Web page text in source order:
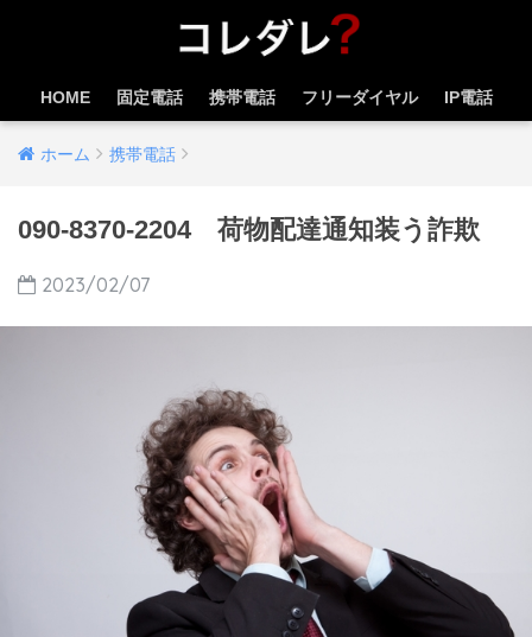
HOME 固定電話 携帯電話 フリーダイヤル IP電話
ホーム 携帯電話
090-8370-2204 荷物配達通知装う詐欺
2023/02/07